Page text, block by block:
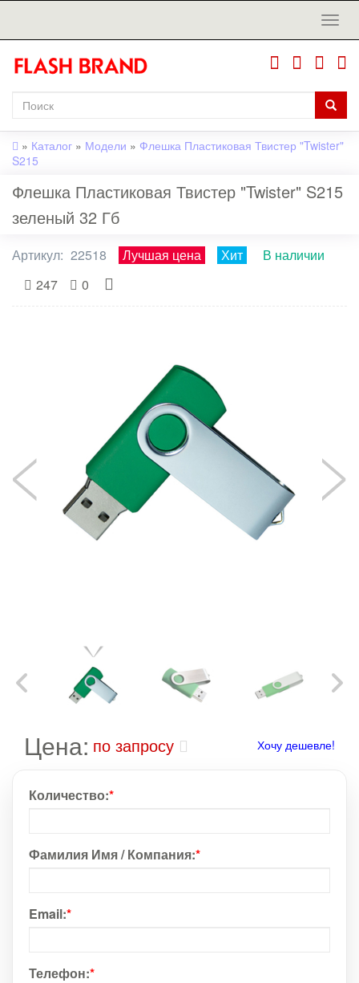
» Каталог » Модели » Флешка Пластиковая Твистер "Twister"
S215
Флешка Пластиковая Твистер "Twister" S215
зеленый 32 Гб
Артикул: 22518 Лучшая цена Хит
В наличии
247
0
Цена: по запросу Хочу дешевле!
Количество:*
Фамилия Имя / Компания:*
Email:*
Телефон:*